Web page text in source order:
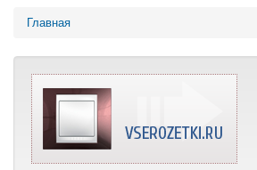
Главная